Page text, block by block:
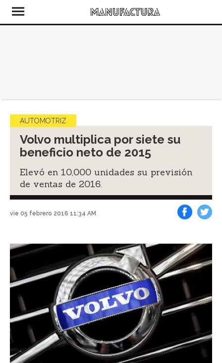
AUTOMOTRIZ
Volvo multiplica por siete su
beneficio neto de 2015
Elevó en 10,000 unidades su previsión
de ventas de 2016.
vie 05 febrero 2016 11:34 AM